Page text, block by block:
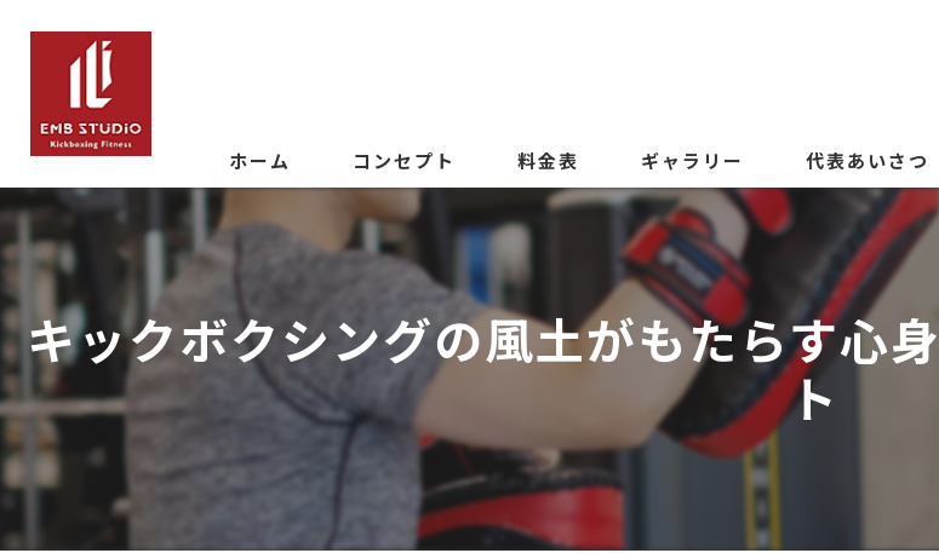
ホーム コンセプト 料金表 ギャラリー 代表あいさつ
キックボクシングの風土がもたらす心
ト